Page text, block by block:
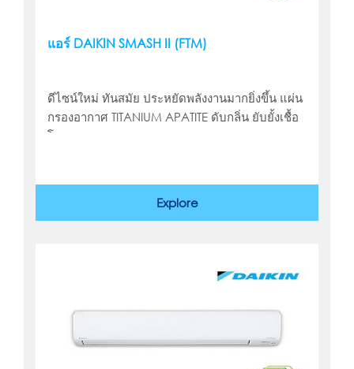
แอร์ DAIKIN SMASH II (FTM)
ดีไซน์ใหม่ ทันสมัย ประหยัดพลังงานมากยิ่งขึ้น แผ่น
กรองอากาศ TITANIUM APATITE ดับกลิ่น ยับยั้งเชื้อ
โรค
Explore